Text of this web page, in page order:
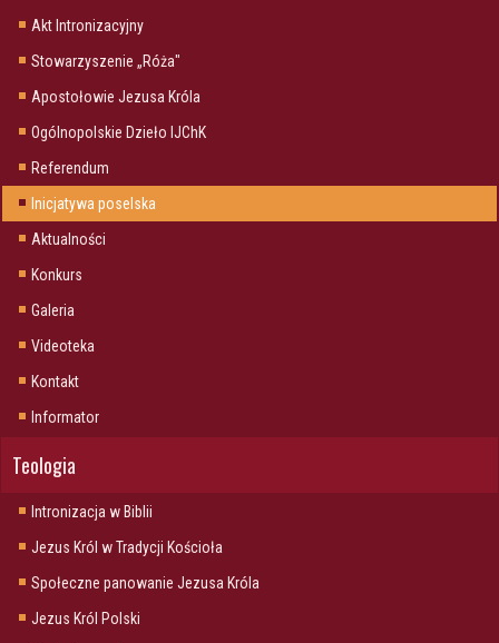
Akt Intronizacyjny
Stowarzyszenie „Róża"
Apostołowie Jezusa Króla
Ogólnopolskie Dzieło IJChK
Referendum
Inicjatywa poselska
Aktualności
Konkurs
Galeria
Videoteka
Kontakt
Informator
Teologia
Intronizacja w Biblii
Jezus Król w Tradycji Kościoła
Społeczne panowanie Jezusa Króla
Jezus Król Polski